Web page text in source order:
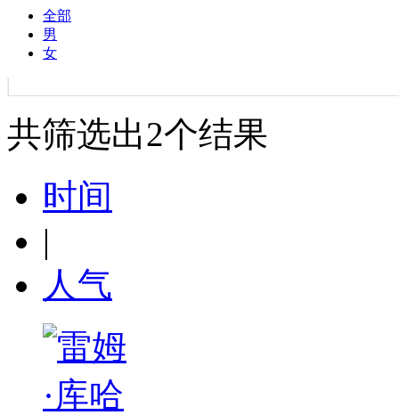
全部
男
女
共筛选出2个结果
时间
|
人气